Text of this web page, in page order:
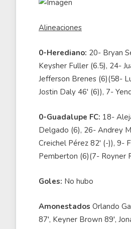
Alineaciones
0-Herediano: 20- Bryan
Keysher Fuller (6.5), 24-
Jefferson Brenes (6)(58-
Jostin Daly 46' (6)), 7-
0-Guadalupe FC: 18-
Delgado (6), 26- Andrey
Creichel Pérez 82' (-)), 9-
Pemberton (6)(7- Royner
Goles: No hubo
Amonestados Orlando
87', Keyner Brown 89',